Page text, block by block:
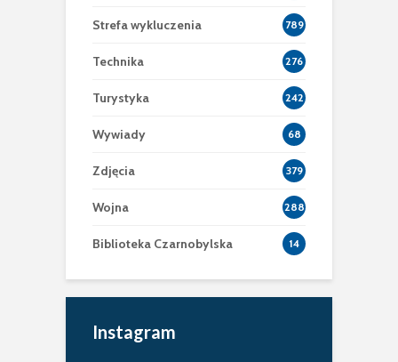
Strefa wykluczenia 789
Technika 276
Turystyka 242
Wywiady 68
Zdjęcia 379
Wojna 288
Biblioteka Czarnobylska 14
Instagram